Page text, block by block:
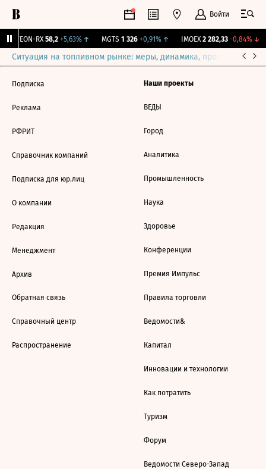
Войти
VEON-RX 58,2 +5,63%↑ MGTS 1 326 +0,91%↑ IMOEX 2 282,33 -0,84%↓
Ситуация на топливном рынке: меры, динамика, прогнозы
Подписка
Реклама
РФРИТ
Справочник компаний
Подписка для юр.лиц
О компании
Редакция
Менеджмент
Архив
Обратная связь
Справочный центр
Распространение
Наши проекты
ВЕДЫ
Город
Аналитика
Промышленность
Наука
Здоровье
Конференции
Премия Импульс
Правила торговли
Ведомости&
Капитал
Инновации и технологии
Как потратить
Туризм
Форум
Ведомости Северо-Запад